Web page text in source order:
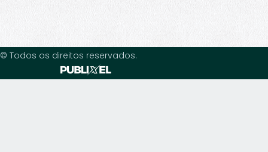
© Todos os direitos reservados.